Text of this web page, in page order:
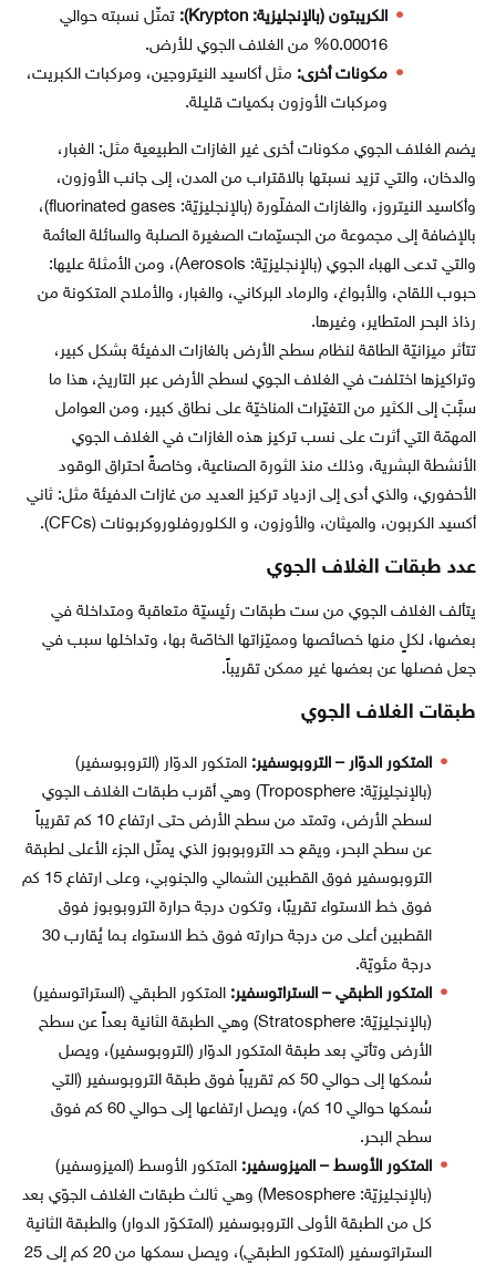
الكريبتون (بالإنجليزية: Krypton):
تمثّل نسبته حوالي
0.00016% من الغلاف الجوي للأرض.
مكونات أخرى: مثل أكاسيد النيتروجين، ومركبات الكبريت،
ومركبات الأوزون بكميات قليلة.
يضم الغلاف الجوي مكونات أخرى غير الغازات الطبيعية مثل: الغبار،
والدخان، والتي تزيد نسبتها بالاقتراب من المدن، إلى جانب الأوزون،
وأكاسيد النيتروز، والغازات المفلّورة (بالإنجليزيّة: fluorinated gases)،
بالإضافة إلى مجموعة من الجسيّمات الصغيرة الصلبة والسائلة العائمة
والتي تدعى الهباء الجوي (بالإنجليزيّة: Aerosols)، ومن الأمثلة عليها:
حبوب اللقاح، والأبواغ، والرماد البركاني، والغبار، والأملاح المتكونة من
رذاذ البحر المتطاير، وغيرها.
تتأثر ميزانيّة الطاقة لنظام سطح الأرض بالغازات الدفيئة بشكل كبير،
وتراكيزها اختلفت في الغلاف الجوي لسطح الأرض عبر التاريخ، هذا ما
سبَّبَ إلى الكثير من التغيّرات المناخيّة على نطاق كبير، ومن العوامل
المهمّة التي أثرت على نسب تركيز هذه الغازات في الغلاف الجوي
الأنشطة البشرية، وذلك منذ الثورة الصناعية، وخاصةً احتراق الوقود
الأحفوري، والذي أدى إلى ازدياد تركيز العديد من غازات الدفيئة مثل: ثاني
أكسيد الكربون، والميثان، والأوزون، و الكلوروفلوروكربونات (CFCs).
عدد طبقات الغلاف الجوي
يتألف الغلاف الجوي من ست طبقات رئيسيّة متعاقبة ومتداخلة في
بعضها، لكلٍ منها خصائصها ومميّزاتها الخاصّة بها، وتداخلها سبب في
جعل فصلها عن بعضها غير ممكن تقريباً.
طبقات الغلاف الجوي
المتكور الدوّار – التروبوسفير: المتكور الدوّار (التروبوسفير)
(بالإنجليزيّة: Troposphere)‏ وهي أقرب طبقات الغلاف الجوي
لسطح الأرض، وتمتد من سطح الأرض حتى ارتفاع 10 كم تقريباً
عن سطح البحر، ويقع حد التروبوبوز الذي يمثّل الجزء الأعلى لطبقة
التروبوسفير فوق القطبين الشمالي والجنوبي، وعلى ارتفاع 15 كم
فوق خط الاستواء تقريبًا، وتكون درجة حرارة التروبوبوز فوق
القطبين أعلى من درجة حرارته فوق خط الاستواء بـما يُقارب 30
درجة مئويّة.
المتكور الطبقي – الستراتوسفير: المتكور الطبقي (الستراتوسفير)
(بالإنجليزيّة: Stratosphere)‏ وهي الطبقة الثانية بعداً عن سطح
الأرض وتأتي بعد طبقة المتكور الدوّار (التروبوسفير)، ويصل
سُمكها إلى حوالي 50 كم تقريباً فوق طبقة التروبوسفير (التي
سُمكها حوالي 10 كم)، ويصل ارتفاعها إلى حوالي 60 كم فوق
سطح البحر.
المتكور الأوسط – الميزوسفير: المتكور الأوسط (الميزوسفير)
(بالإنجليزيّة: Mesosphere)‏ وهي ثالث طبقات الغلاف الجوّي بعد
كل من الطبقة الأولى التروبوسفير (المتكوّر الدوار) والطبقة الثانية
الستراتوسفير (المتكور الطبقي)، ويصل سمكها من 20 كم إلى 25